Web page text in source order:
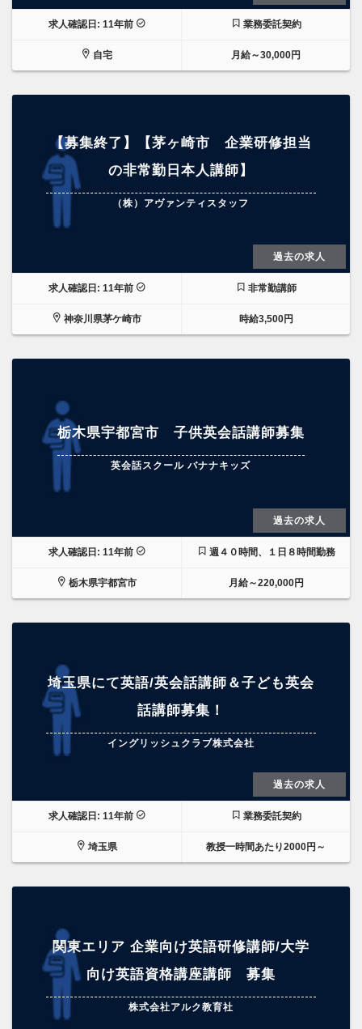
求人確認日: 11年前 業務委託契約
自宅 月給～30,000円
【募集終了】【茅ヶ崎市 企業研修担当
の非常勤日本人講師】
（株）アヴァンティスタッフ
過去の求人
求人確認日: 11年前 非常勤講師
神奈川県茅ケ崎市 時給3,500円
栃木県宇都宮市 子供英会話講師募集
英会話スクール バナナキッズ
過去の求人
求人確認日: 11年前 週４０時間、１日８時間勤務
栃木県宇都宮市 月給～220,000円
埼玉県にて英語/英会話講師＆子ども英会
話講師募集！
イングリッシュクラブ株式会社
過去の求人
求人確認日: 11年前 業務委託契約
埼玉県 教授一時間あたり2000円～
関東エリア 企業向け英語研修講師/大学
向け英語資格講座講師 募集
株式会社アルク教育社